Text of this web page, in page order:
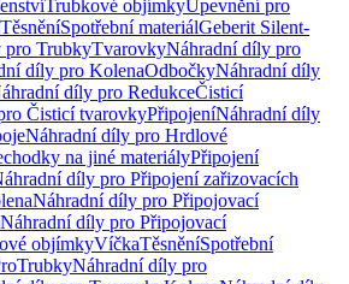
Trubkové objímkyUpevnění pro
TěsněníSpotřební materiálGeberit Silent-
pro TrubkyTvarovkyNáhradní díly pro
díly pro KolenaOdbočkyNáhradní díly
díly pro RedukceČisticí
Čisticí tvarovkyPřipojeníNáhradní díly
Náhradní díly pro Hrdlové
na jiné materiályPřipojení
díly pro Připojení zařizovacích
Náhradní díly pro Připojovací
Náhradní díly pro Připojovací
objímkyVíčkaTěsněníSpotřební
TrubkyNáhradní díly pro